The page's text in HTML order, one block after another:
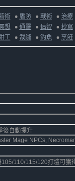
術 ● 盾防 ● 戰術 ● 治療
想 ● 通靈 ● 估智 ● 抄寫
工 ● 裁縫 ● 釣魚 ● 烹飪
後自動提升
Mage NPCs,
110/115/120打壇可獲